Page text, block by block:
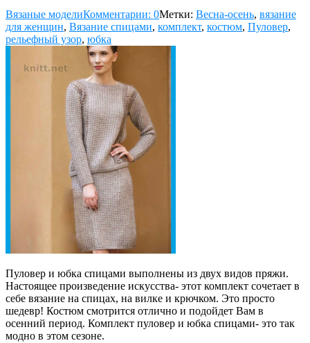
Вязаные моделиКомментарии: 0Метки: Весна-осень, вязание
для женщин, Вязание спицами, комплект, костюм, Пуловер,
рельефный узор, юбка
Пуловер и юбка спицами выполнены из двух видов пряжи.
Настоящее произведение искусства- этот комплект сочетает в
себе вязание на спицах, на вилке и крючком. Это просто
шедевр! Костюм смотрится отлично и подойдет Вам в
осенний период. Комплект пуловер и юбка спицами- это так
модно в этом сезоне.